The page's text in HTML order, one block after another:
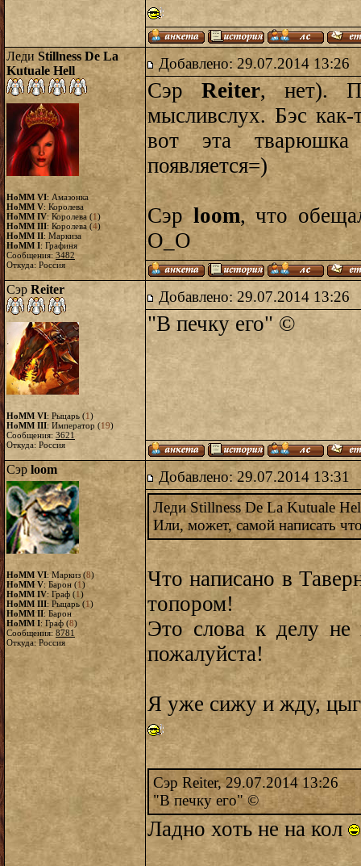
Леди Stillness De La
Kutuale Hell
HoMM VI: Амазонка
HoMM V: Королева
HoMM IV: Королева (1)
HoMM III: Королева (4)
HoMM II: Маркиза
HoMM I: Графиня
Сообщения: 3482
Откуда: Россия
Добавлено: 29.07.2014 13:26
СэрReiter, нет).
мысливслух. Бэс
вот эта
появляется=)
Сэрloom, что
О_О
Сэр Reiter
HoMM VI: Рыцарь (1)
HoMM III: Император (19)
Сообщения: 3621
Откуда: Россия
Добавлено: 29.07.2014 13:26
"В печку его" ©
Сэр loom
HoMM VI: Маркиз (8)
HoMM V: Барон (1)
HoMM IV: Граф (1)
HoMM III: Рыцарь (1)
HoMM II: Барон
HoMM I: Граф (8)
Сообщения: 8781
Откуда: Россия
Добавлено: 29.07.2014 13:31
Леди Stillness De La Kutuale
Или, может, самой написать
Что написано в
топором!
Это слова к делу
пожалуйста!
Я уже сижу и жду,
Сэр Reiter, 29.07.2014 13:26
"В печку его" ©
Ладно хоть не на кол